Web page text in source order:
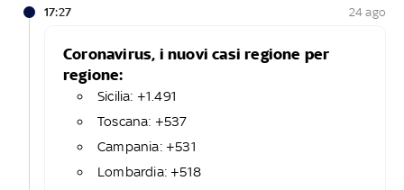
17:27 24 ago
Coronavirus, i nuovi casi regione per
regione:
Sicilia: +1.491
Toscana: +537
Campania: +531
Lombardia: +518